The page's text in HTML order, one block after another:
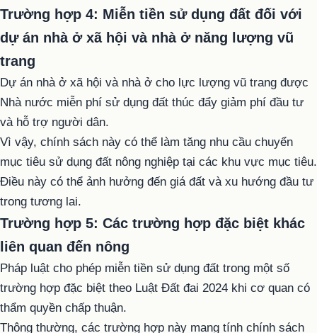
Trường hợp 4: Miễn tiền sử dụng đất đối với
dự án nhà ở xã hội và nhà ở năng lượng vũ
trang
Dự án nhà ở xã hội và nhà ở cho lực lượng vũ trang được
Nhà nước miễn phí sử dụng đất thúc đẩy giảm phí đầu tư
và hỗ trợ người dân.
Vì vậy, chính sách này có thể làm tăng nhu cầu chuyển
mục tiêu sử dụng đất nông nghiệp tại các khu vực mục tiêu.
Điều này có thể ảnh hưởng đến giá đất và xu hướng đầu tư
trong tương lai.
Trường hợp 5: Các trường hợp đặc biệt khác
liên quan đến nông
Pháp luật cho phép miễn tiền sử dụng đất trong một số
trường hợp đặc biệt theo Luật Đất đai 2024 khi cơ quan có
thẩm quyền chấp thuận.
Thông thường, các trường hợp này mang tính chính sách